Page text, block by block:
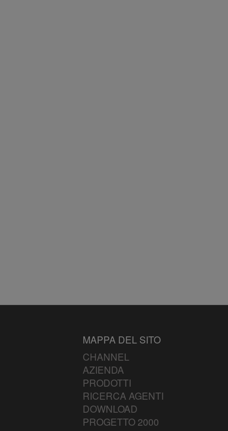
MAPPA DEL SITO
CHANNEL
AZIENDA
PRODOTTI
RICERCA AGENTI
DOWNLOAD
PROGETTO 2000